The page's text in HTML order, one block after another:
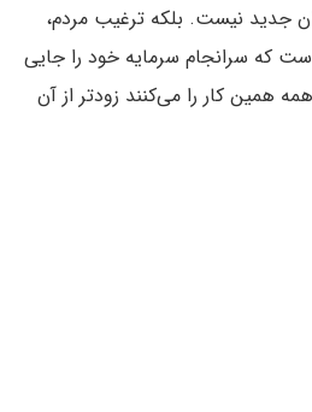
جدید نیست. بلکه ترغیب مردم،
که سرانجام سرمایه خود را جایی
همین کار را می‌کنند زودتر از آن